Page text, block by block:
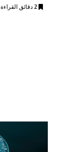
2 دقائق القراءة